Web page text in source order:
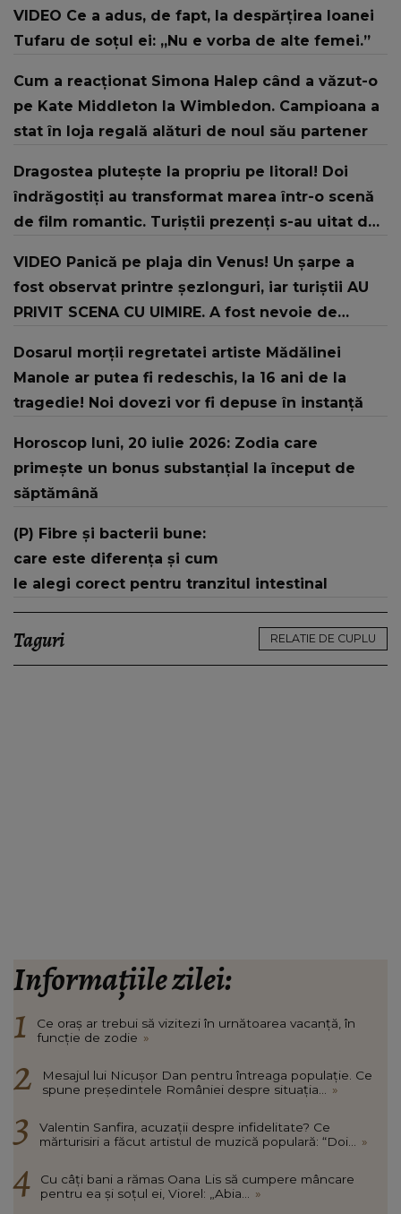
VIDEO Ce a adus, de fapt, la despărțirea Ioanei
Tufaru de soțul ei: „Nu e vorba de alte femei.”
Cum a reacționat Simona Halep când a văzut-o
pe Kate Middleton la Wimbledon. Campioana a
stat în loja regală alături de noul său partener
Dragostea plutește la propriu pe litoral! Doi
îndrăgostiți au transformat marea într-o scenă
de film romantic. Turiștii prezenți s-au uitat de
VIDEO Panică pe plaja din Venus! Un şarpe a
fost observat printre şezlonguri, iar turiştii AU
PRIVIT SCENA CU UIMIRE. A fost nevoie de
Dosarul morții regretatei artiste Mădălinei
Manole ar putea fi redeschis, la 16 ani de la
tragedie! Noi dovezi vor fi depuse în instanță
Horoscop luni, 20 iulie 2026: Zodia care
primește un bonus substanțial la început de
săptămână
(P) Fibre și bacterii bune:
care este diferența și cum
le alegi corect pentru tranzitul intestinal
Taguri RELATIE DE CUPLU
Informațiile zilei:
Ce oraș ar trebui să vizitezi în urnătoarea vacanță, în
funcție de zodie »
Mesajul lui Nicușor Dan pentru întreaga populație. Ce
spune președintele României despre situația...
»
Valentin Sanfira, acuzații despre infidelitate? Ce
mărturisiri a făcut artistul de muzică populară: “Doi...
»
Cu câți bani a rămas Oana Lis să cumpere mâncare
pentru ea și soțul ei, Viorel: „Abia...
»